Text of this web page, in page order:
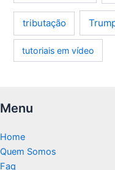
tributação
tutoriais em vídeo
Menu
Home
Quem Somos
Faq